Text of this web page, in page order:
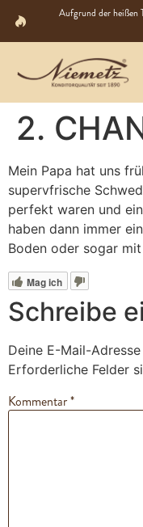
Aufgrund der heißen
2.
Mein Papa hat uns
supervfrische
perfekt waren und
haben dann immer
Boden oder sogar
Mag ich
Schreibe
Deine E-Mail-
Erforderliche Felder
Kommentar*